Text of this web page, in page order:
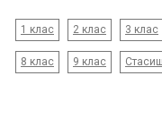
1 клас 2 клас 3 клас
8 клас 9 клас